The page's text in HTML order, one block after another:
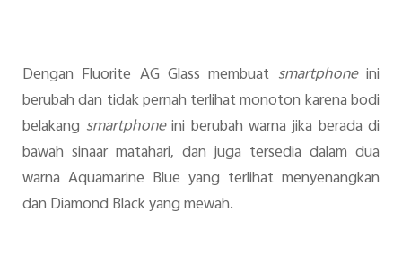
Dengan Fluorite AG Glass membuat smartphoneini
berubah dan tidak pernah terlihat monoton karena bodi
belakang smartphoneini berubah warna jika berada di
bawah sinaar matahari, dan juga tersedia dalam dua
warna Aquamarine Blue yang terlihat menyenangkan
dan Diamond Black yang mewah.